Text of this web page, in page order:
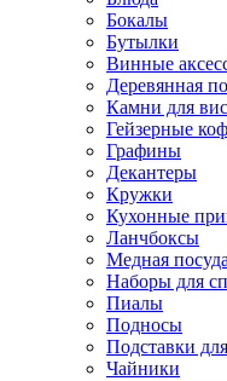
Бокалы
Бутылки
Винные
Деревянная
Камни для
Гейзерные
Графины
Декантеры
Кружки
Кухонные
Ланчбоксы
Медная посуда
Наборы для
Пиалы
Подносы
Подставки
Чайники